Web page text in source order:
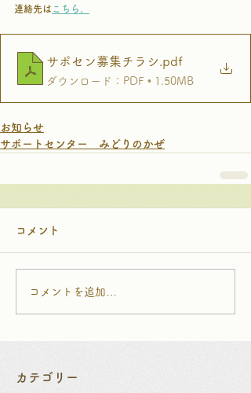
連絡先は こちら。
サポセン募集チラシ.pdf
ダウンロード：PDF • 1.50MB
お知らせ
サポートセンター みどりのかぜ
コメント
コメントを追加…
カテゴリー